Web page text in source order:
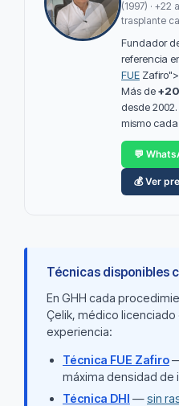
(1997) ·
trasplante
Fundador
referencia
FUE
Más de
desde
mismo
💬
💰 Ver
Técnicas disponibles
En GHH cada
Çelik, médico
experiencia:
Técnica FUE Zafiro
máxima densidad de
Técnica DHI —sin